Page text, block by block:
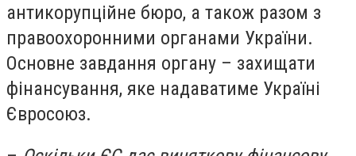
антикорупційне бюро, а також разом з
правоохоронними органами України.
Основне завдання органу – захищати
фінансування, яке надаватиме Україні
Євросоюз.